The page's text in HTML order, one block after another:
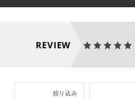
REVIEW
絞り込み